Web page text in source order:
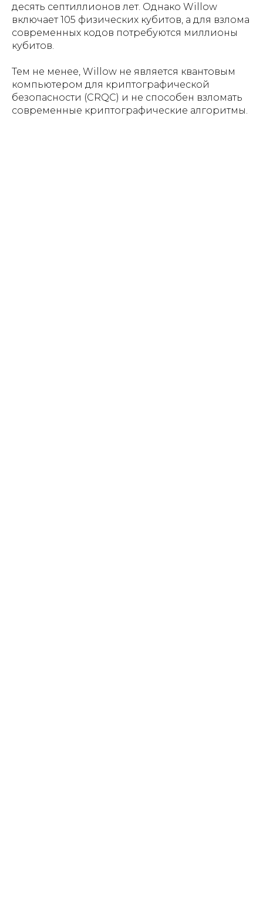
десять септиллионов лет. Однако Willow
включает 105 физических кубитов, а для взлома
современных кодов потребуются миллионы
кубитов.
Тем не менее, Willow не является квантовым
компьютером для криптографической
безопасности (CRQC) и не способен взломать
современные криптографические алгоритмы.